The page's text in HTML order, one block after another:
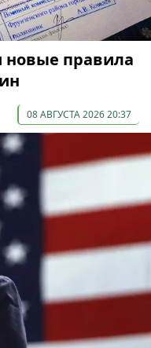
новые правила
08 АВГУСТА 2026 20:37